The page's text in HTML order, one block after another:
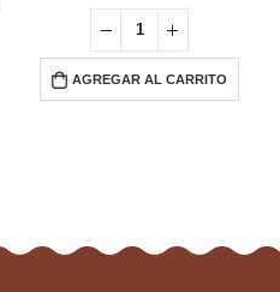
AGREGAR AL CARRITO